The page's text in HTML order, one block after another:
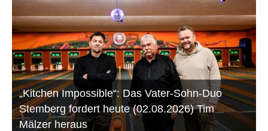
„Kitchen Impossible“: Das Vater-Sohn-Duo
Stemberg fordert heute (02.08.2026) Tim
Mälzer heraus